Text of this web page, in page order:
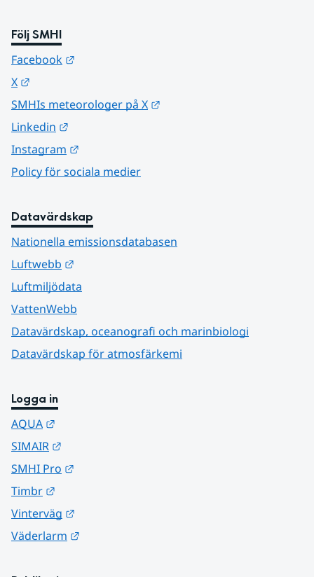
Följ SMHI
Facebook
X
SMHIs meteorologer på X
Linkedin
Instagram
Policy för sociala medier
Datavärdskap
Nationella emissionsdatabasen
Luftwebb
Luftmiljödata
VattenWebb
Datavärdskap, oceanografi och marinbiologi
Datavärdskap för atmosfärkemi
Logga in
AQUA
SIMAIR
SMHI Pro
Timbr
Vinterväg
Väderlarm